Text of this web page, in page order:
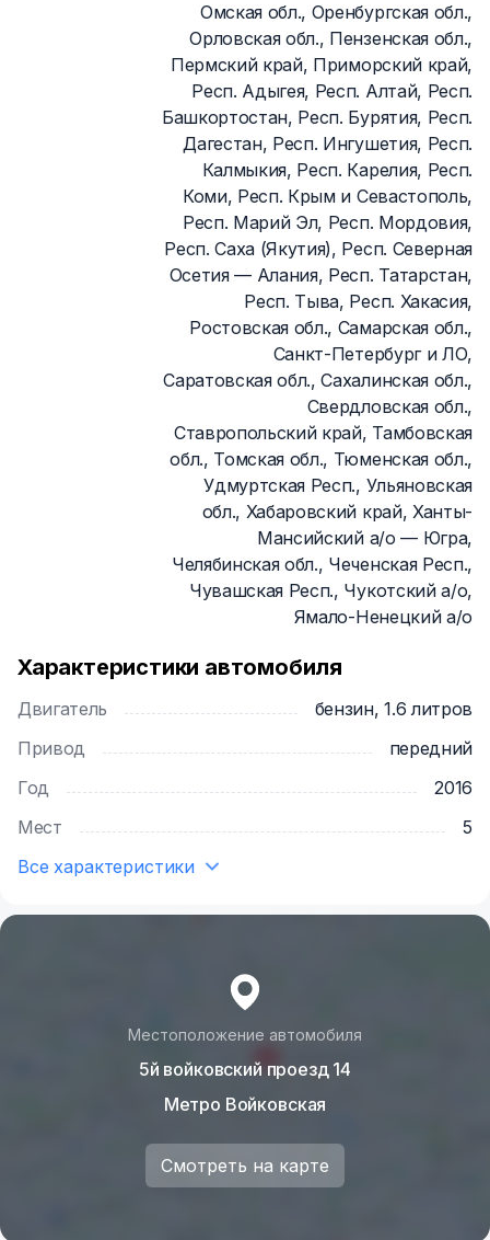
Омская обл., Оренбургская обл.,
Орловская обл., Пензенская обл.,
Пермский край, Приморский край,
Респ. Адыгея, Респ. Алтай, Респ.
Башкортостан, Респ. Бурятия, Респ.
Дагестан, Респ. Ингушетия, Респ.
Калмыкия, Респ. Карелия, Респ.
Коми, Респ. Крым и Севастополь,
Респ. Марий Эл, Респ. Мордовия,
Респ. Саха (Якутия), Респ. Северная
Осетия — Алания, Респ. Татарстан,
Респ. Тыва, Респ. Хакасия,
Ростовская обл., Самарская обл.,
Санкт-Петербург и ЛО,
Саратовская обл., Сахалинская обл.,
Свердловская обл.,
Ставропольский край, Тамбовская
обл., Томская обл., Тюменская обл.,
Удмуртская Респ., Ульяновская
обл., Хабаровский край, Ханты-
Мансийский а/о — Югра,
Челябинская обл., Чеченская Респ.,
Чувашская Респ., Чукотский а/о,
Ямало-Ненецкий а/о
Характеристики автомобиля
Двигатель
бензин, 1.6 литров
Привод
передний
Год
2016
Мест
5
Все характеристики
Местоположение автомобиля
5й войковский проезд 14
Метро Войковская
Смотреть на карте